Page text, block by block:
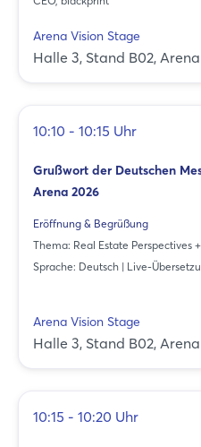
Arena Vision Stage
Halle 3, Stand B02,
10:10 - 10:15 Uhr
Grußwort der Deutschen
Arena 2026
Eröffnung & Begrüßung
Thema: Real Estate Perspectives
Sprache: Deutsch | Live-
Arena Vision Stage
Halle 3, Stand B02,
10:15 - 10:20 Uhr